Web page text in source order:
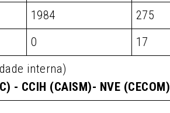
1984 275
0 17
interna)
- CCIH (CAISM)- NVE (CECOM)